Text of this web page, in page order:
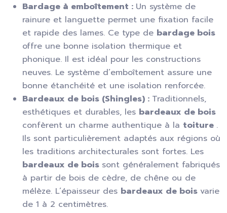
Bardage à emboîtement : Un système de
rainure et languette permet une fixation facile
et rapide des lames. Ce type de bardage bois
offre une bonne isolation thermique et
phonique. Il est idéal pour les constructions
neuves. Le système d’emboîtement assure une
bonne étanchéité et une isolation renforcée.
Bardeaux de bois (Shingles) : Traditionnels,
esthétiques et durables, les bardeaux de bois
confèrent un charme authentique à la toiture .
Ils sont particulièrement adaptés aux régions où
les traditions architecturales sont fortes. Les
bardeaux de bois sont généralement fabriqués
à partir de bois de cèdre, de chêne ou de
mélèze. L’épaisseur des bardeaux de bois varie
de 1 à 2 centimètres.